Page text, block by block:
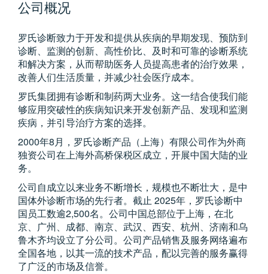
公司概况
罗氏诊断致力于开发和提供从疾病的早期发现、预防到
诊断、监测的创新、高性价比、及时和可靠的诊断系统
和解决方案，从而帮助医务人员提高患者的治疗效果，
改善人们生活质量，并减少社会医疗成本。
罗氏集团拥有诊断和制药两大业务。这一结合使我们能
够应用突破性的疾病知识来开发创新产品、发现和监测
疾病，并引导治疗方案的选择。
2000年8月，罗氏诊断产品（上海）有限公司作为外商
独资公司在上海外高桥保税区成立，开展中国大陆的业
务。
公司自成立以来业务不断增长，规模也不断壮大，是中
国体外诊断市场的先行者。截止 2025年，罗氏诊断中
国员工数逾2,500名。公司中国总部位于上海，在北
京、广州、成都、南京、武汉、西安、杭州、济南和乌
鲁木齐均设立了分公司。公司产品销售及服务网络遍布
全国各地，以其一流的技术产品，配以完善的服务赢得
了广泛的市场及信誉。